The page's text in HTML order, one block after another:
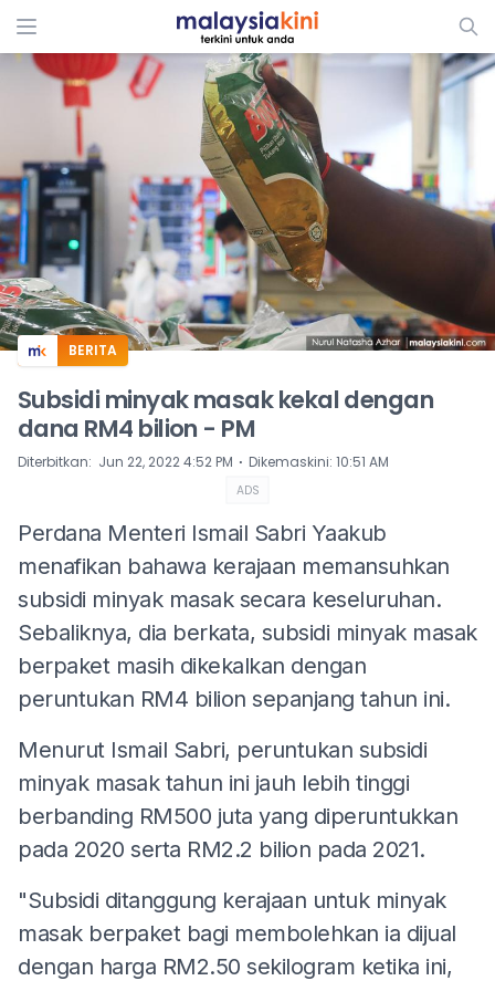
ADS
BERITA
Subsidi minyak masak kekal dengan
dana RM4 bilion - PM
Diterbitkan: Jun 22, 2022 4:52 PM ⋅ Dikemaskini: 10:51 AM
ADS
Perdana Menteri Ismail Sabri Yaakub
menafikan bahawa kerajaan memansuhkan
subsidi minyak masak secara keseluruhan.
Sebaliknya, dia berkata, subsidi minyak masak
berpaket masih dikekalkan dengan
peruntukan RM4 bilion sepanjang tahun ini.
Menurut Ismail Sabri, peruntukan subsidi
minyak masak tahun ini jauh lebih tinggi
berbanding RM500 juta yang diperuntukkan
pada 2020 serta RM2.2 bilion pada 2021.
"Subsidi ditanggung kerajaan untuk minyak
masak berpaket bagi membolehkan ia dijual
dengan harga RM2.50 sekilogram ketika ini,